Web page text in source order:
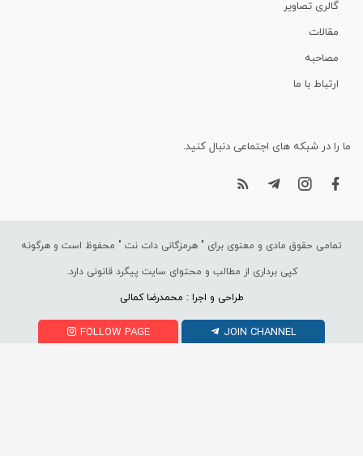
گالری تصاویر
مقالات
مصاحبه
ارتباط با ما
ما را در شبکه های اجتماعی دنبال کنید.
تمامی حقوق مادی و معنوی برای " هرمزگانی دات نت " محفوظ است و هرگونه
کپی برداری از مطالب و محتوای سایت پیگرد قانونی دارد.
طراحی و اجرا : محمدرضا کمالی
FOLLOW PAGE JOIN CHANNEL